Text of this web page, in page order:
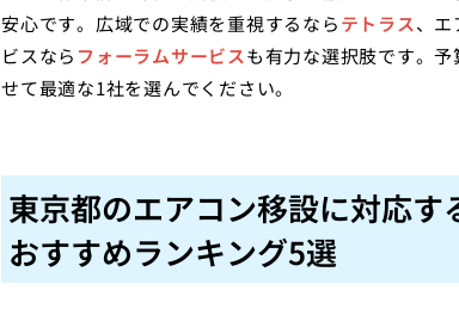
安心です。広域での実績を重視するならテトラス、
ビスなら フォーラムサービスも有力な選択肢です。
せて最適な1社を選んでください。
東京都のエアコン移設に対応す
おすすめランキング5選